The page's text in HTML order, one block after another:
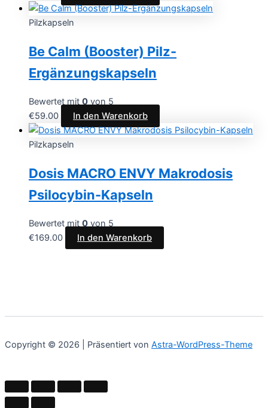
Pilzkapseln
Be Calm (Booster) Pilz-
Ergänzungskapseln
Bewertet mit 0 von 5
€59.00 In den Warenkorb
Pilzkapseln
Dosis MACRO ENVY Makrodosis
Psilocybin-Kapseln
Bewertet mit 0 von 5
€169.00 In den Warenkorb
Copyright © 2026 | Präsentiert von Astra-WordPress-Theme